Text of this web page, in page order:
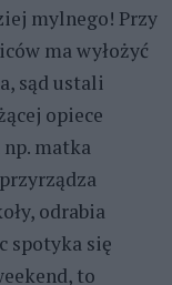
mylnego! Przy
ma wyłożyć
sąd ustali
opiece
matka
odrabia
spotyka się
to